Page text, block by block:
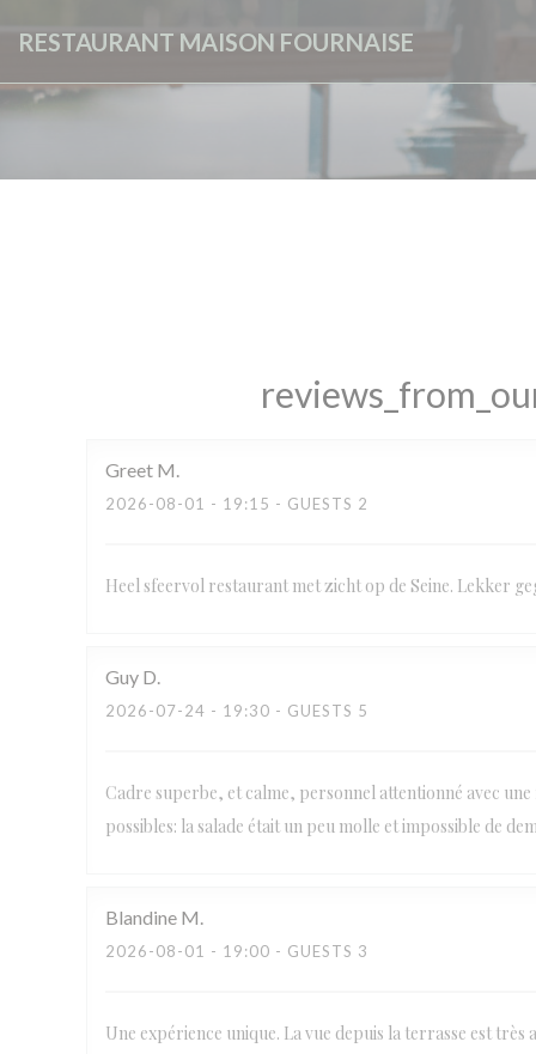
RESTAURANT MAISON FOURNAISE
Greet M
2026-08-01 - 19:15 - GUESTS 2
Heel sfeervol restaurant met zicht op de Seine. Lekker
Guy D
2026-07-24 - 19:30 - GUESTS 5
Cadre superbe, et calme, personnel attentionné avec
possibles: la salade était un peu molle et impossible de
Blandine M
2026-08-01 - 19:00 - GUESTS 3
Une expérience unique. La vue depuis la terrasse est